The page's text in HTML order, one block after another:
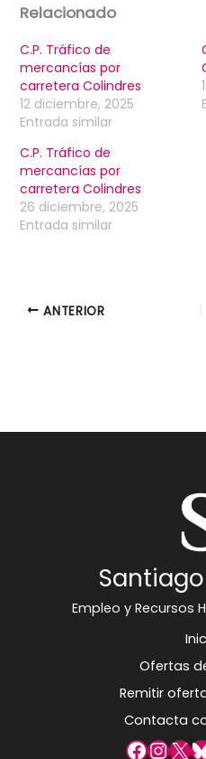
Relacionado
C.P. Tráfico de
mercancías por
carretera Colindres
12 diciembre, 2025
Entrada similar
C.P. Tráfico de
mercancías por
carretera Colindres
26 diciembre, 2025
Entrada similar
ANTERIOR
Empleo y Recursos
Ofertas
Remitir
Contacta
X